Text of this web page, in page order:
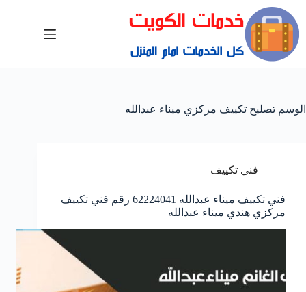
الوسم تصليح تكييف مركزي ميناء عبدالله
فني تكييف
فني تكييف ميناء عبدالله 62224041 رقم فني تكييف
مركزي هندي ميناء عبدالله